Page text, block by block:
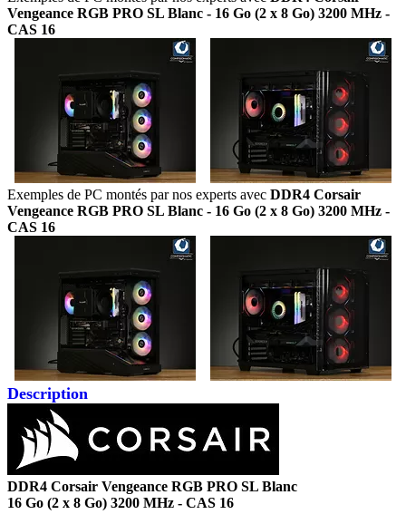
Vengeance RGB PRO SL Blanc - 16 Go (2 x 8 Go) 3200 MHz -
CAS 16
Exemples de PC montés par nos experts avec DDR4 Corsair
Vengeance RGB PRO SL Blanc - 16 Go (2 x 8 Go) 3200 MHz -
CAS 16
Description
DDR4 Corsair Vengeance RGB PRO SL Blanc
16 Go (2 x 8 Go) 3200 MHz - CAS 16